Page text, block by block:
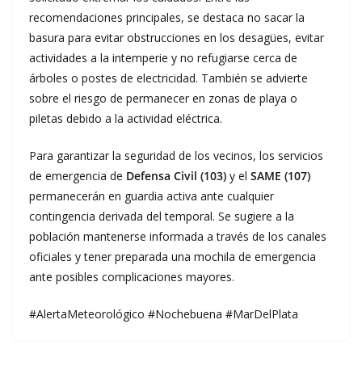
recomendaciones principales, se destaca no sacar la
basura para evitar obstrucciones en los desagües, evitar
actividades a la intemperie y no refugiarse cerca de
árboles o postes de electricidad. También se advierte
sobre el riesgo de permanecer en zonas de playa o
piletas debido a la actividad eléctrica.
Para garantizar la seguridad de los vecinos, los servicios
de emergencia de Defensa Civil (103) y el SAME (107)
permanecerán en guardia activa ante cualquier
contingencia derivada del temporal. Se sugiere a la
población mantenerse informada a través de los canales
oficiales y tener preparada una mochila de emergencia
ante posibles complicaciones mayores.
#AlertaMeteorológico #Nochebuena #MarDelPlata